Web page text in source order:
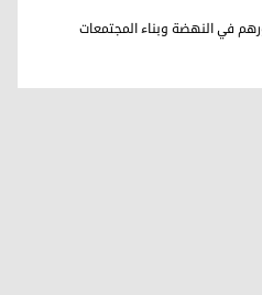
في النهضة وبناء المجتمعات